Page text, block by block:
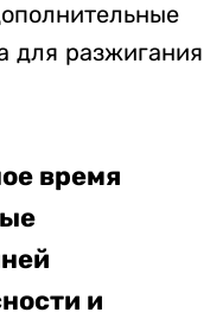
для разжигания
время
и